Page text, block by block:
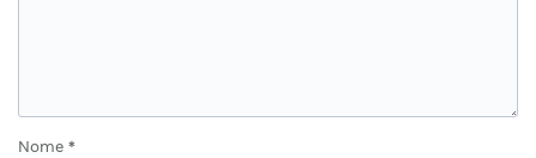
Nome *